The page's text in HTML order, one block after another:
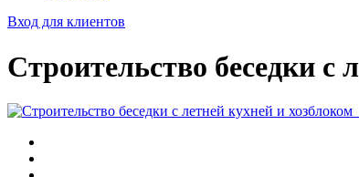
Вход для клиентов
Строительство беседки с